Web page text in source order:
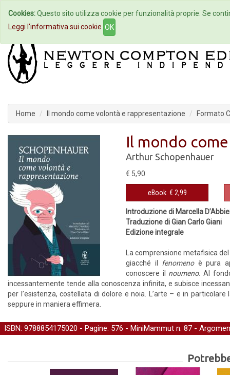
Home Autori Eventi
Home Il mondo come volontà e rappresentazione Formato
Il mondo
Arthur Schopenhauer
€ 5,90
eBook € 2,99
Introduzione di Marcella
Traduzione di Gian Carlo Giani
Edizione integrale
La comprensione metafisica
giacché il
fenomeno è pura
conoscere il noumeno. Al
incessantemente tende alla conoscenza infinita, e subisce
per l’esistenza, costellata di dolore e noia. L’arte – e in
seppure in maniera effimera.
ISBN: 9788854175020 - Pagine: 576 - MiniMammut n. 87 -
Cookies:Questo sito utilizza cookie per funzionalità proprie. Se
Leggi l'informativa sui cookie OK